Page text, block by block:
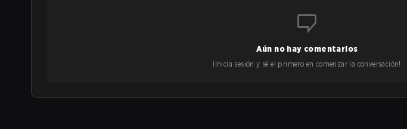
Aún no hay comentarios
¡Inicia sesión y sé el primero en comenzar la conversación!